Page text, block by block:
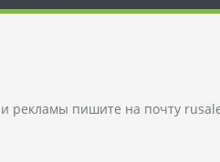
рекламы пишите на почту